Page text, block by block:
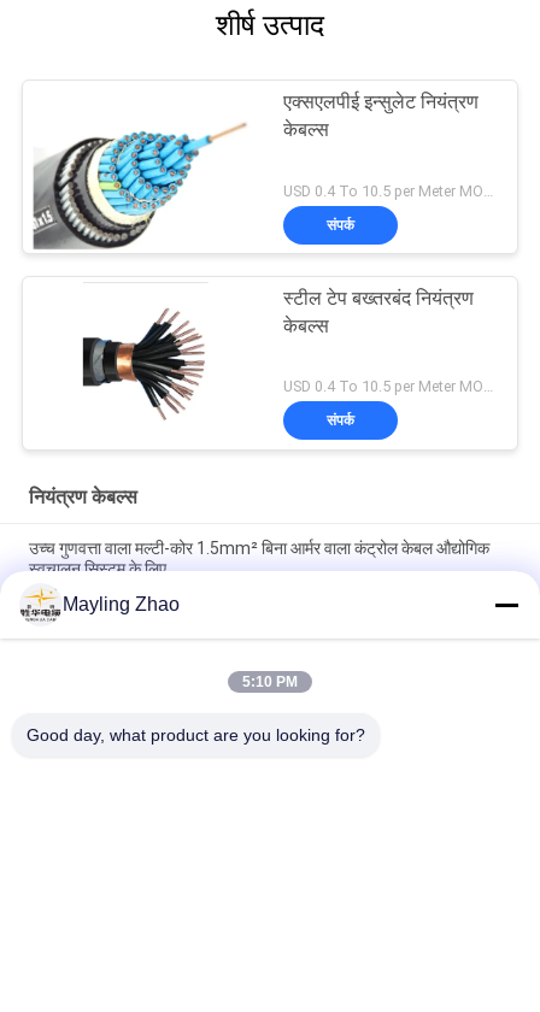
शीर्ष उत्पाद
एक्सएलपीई इन्सुलेट नियंत्रण
केबल्स
संपर्क
स्टील टेप बख्तरबंद नियंत्रण
केबल्स
USD 0.4 To 10.5 per Meter MOQ:1000 मी
संपर्क
नियंत्रण केबल्स
उच्च गुणवत्ता वाला मल्टी-कोर 1.5mm² बिना आर्मर वाला कंट्रोल केबल औद्योगिक
स्वचालन सिस्टम के लिए
शंघाई शेंगहुआ केबल प्रोफेशनल 2 - 61 कोर अन बख्तरबंद केबल अनुकूलित सीई
केमा प्रमाणन
शंघाई शेनहुआ पावर केबल पेशेवर नियंत्रण लचीला तार केबल पर्यावरण के अनुकूल
Mayling Zhao
5:10 PM
Good day, what product are you looking for?